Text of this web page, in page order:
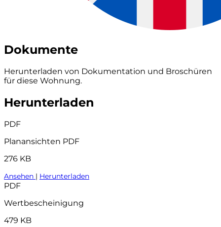
Dokumente
Herunterladen von Dokumentation und Broschüren
für diese Wohnung.
Herunterladen
PDF
Planansichten PDF
276 KB
Ansehen | Herunterladen
PDF
Wertbescheinigung
479 KB